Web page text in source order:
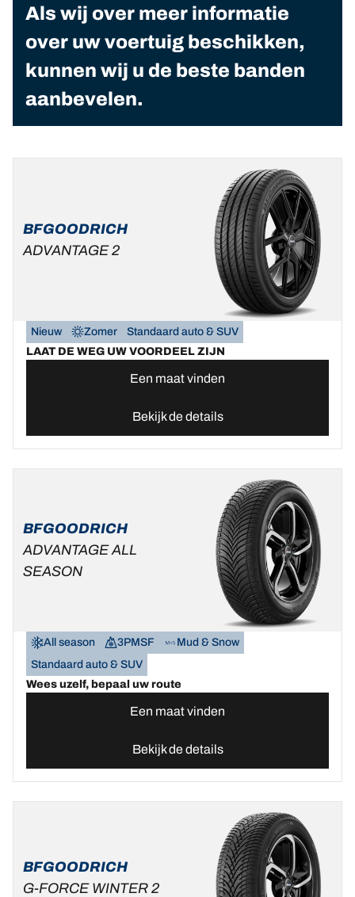
Als wij over meer informatie
over uw voertuig beschikken,
kunnen wij u de beste banden
aanbevelen.
BFGOODRICH
ADVANTAGE 2
Nieuw Zomer
Standaard auto & SUV
LAAT DE WEG UW VOORDEEL ZIJN
Een maat vinden
Bekijk de details
BFGOODRICH
ADVANTAGE ALL
SEASON
All season 3PMSF
Mud & Snow
Standaard auto & SUV
Wees uzelf, bepaal uw route
Een maat vinden
Bekijk de details
BFGOODRICH
G-FORCE WINTER 2